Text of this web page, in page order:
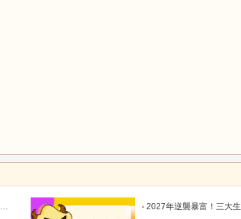
2027年逆襲暴富！三大生肖踩中流年財星，一路飛速賺大錢_財富_貴人_屬豬